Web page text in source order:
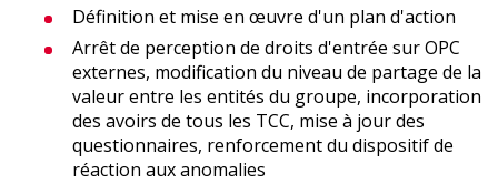
Définition et mise en œuvre d'un plan d'action
Arrêt de perception de droits d'entrée sur OPC
externes, modification du niveau de partage de la
valeur entre les entités du groupe, incorporation
des avoirs de tous les TCC, mise à jour des
questionnaires, renforcement du dispositif de
réaction aux anomalies